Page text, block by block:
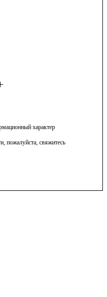
характер
пожалуйста, свяжитесь